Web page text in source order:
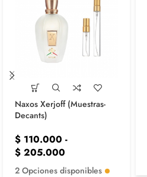
Naxos Xerjoff (Muestras-
Decants)
$ 110.000 -
$ 205.000
2 Opciones disponibles